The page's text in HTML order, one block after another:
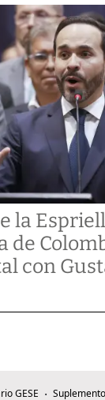
la
de
con
GESE